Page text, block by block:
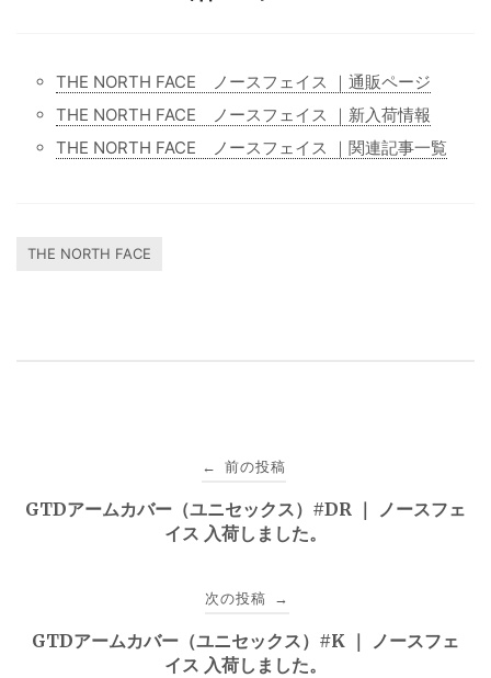
THE NORTH FACE ノースフェイス ｜通販ページ
THE NORTH FACE ノースフェイス ｜新入荷情報
THE NORTH FACE ノースフェイス ｜関連記事一覧
THE NORTH FACE
稿
ゲ
← 前の投稿
GTDアームカバー（ユニセックス）#DR ｜ ノースフェ
イス 入荷しました。
次の投稿 →
GTDアームカバー（ユニセックス）#K ｜ ノースフェ
イス 入荷しました。